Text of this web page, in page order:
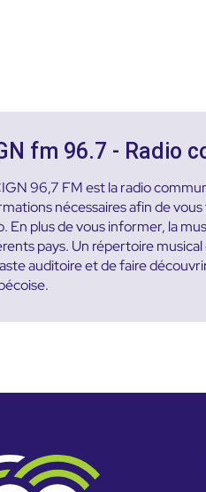
fm 96.7 - Radio
96,7 FM est la radio
nécessaires afin de
En plus de vous informer, la
pays. Un répertoire
auditoire et de faire